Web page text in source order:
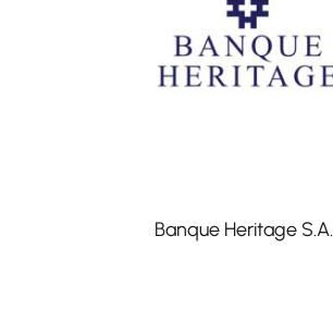
Banque Heritage S.A.